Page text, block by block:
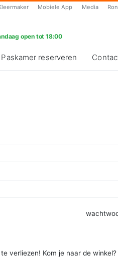
Mobiele App Media
open tot 18:00
Paskamer reserveren
verliezen! Kom je naar de